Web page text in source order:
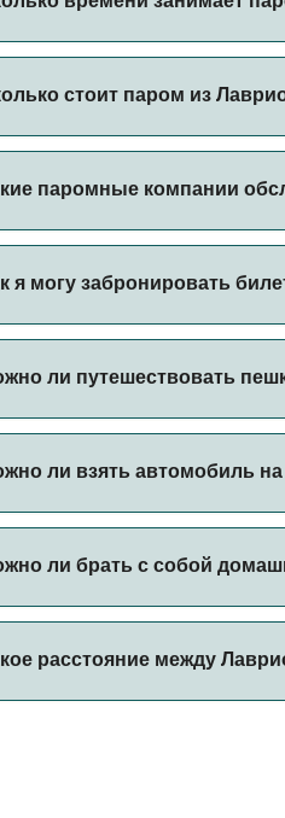
поэтому рекомендуется
стоит паром из
без учета сборов за
паромные компании
я могу забронировать
ли путешествовать
ли взять автомобиль
ли брать с собой
расстояние между